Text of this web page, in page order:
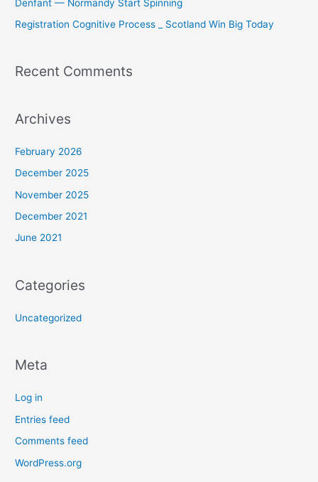
Denfant — Normandy Start Spinning
Registration Cognitive Process _ Scotland Win Big Today
Recent Comments
Archives
February 2026
December 2025
November 2025
December 2021
June 2021
Categories
Uncategorized
Meta
Log in
Entries feed
Comments feed
WordPress.org